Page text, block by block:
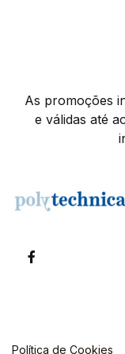
As promoções
e válidas até
Política de Cookies